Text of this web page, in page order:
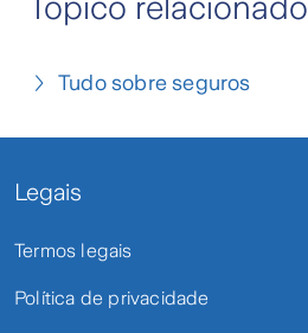
Tópico relacionado
Tudo sobre seguros
Legais
Termos legais
Política de privacidade